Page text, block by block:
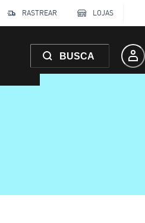
RASTREAR LOJAS
BUSCA